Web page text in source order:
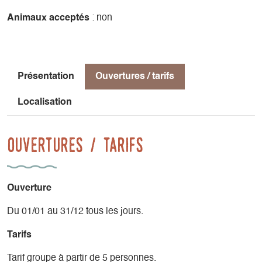
Animaux acceptés : non
Présentation Ouvertures / tarifs
Localisation
Ouvertures / tarifs
Ouverture
Du 01/01 au 31/12 tous les jours.
Tarifs
Tarif groupe à partir de 5 personnes.